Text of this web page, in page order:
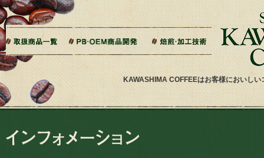
KAWASHIMA COFFEEはお客様においし
本文へジャンプ
ドリップバッグ加工
ティーバッグ加工
リキッドコーヒー加工
オーダー焙煎
パッケージデザイン・印刷